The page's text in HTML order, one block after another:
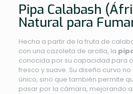
Pipa Calabash
Natural para
Hecha a partir de la fruta de
con una cazoleta de arcilla, la
conocida por su capacidad para
fresco y suave. Su diseño curvo
único, sino que también permite
pasar por la cámara, mejorando